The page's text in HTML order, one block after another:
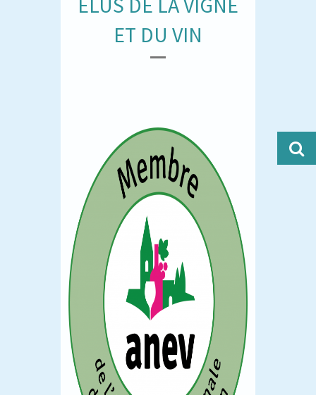
ET DU VIN